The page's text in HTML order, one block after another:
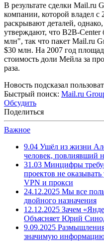
В результате сделки Mail.ru
компании, которой владел с
раскрывают деталей,
утверждают, что B2B-
млн", так что пакет Mail.ru
$30 млн. На 2007 год
стоимость доли Мейла за
раза.
Новость подсказал
Быстрый поиск: Mail.ru
Обсудить
Поделиться
Важное
9.04 Ушёл из жизни
человек, повлиявший
31.03 Минцифры
проектов не
VPN и прокси
24.12.2025 Мы все
двойного назначения
12.12.2025 Зачем
Объясняет Юрий
9.09.2025
значимую